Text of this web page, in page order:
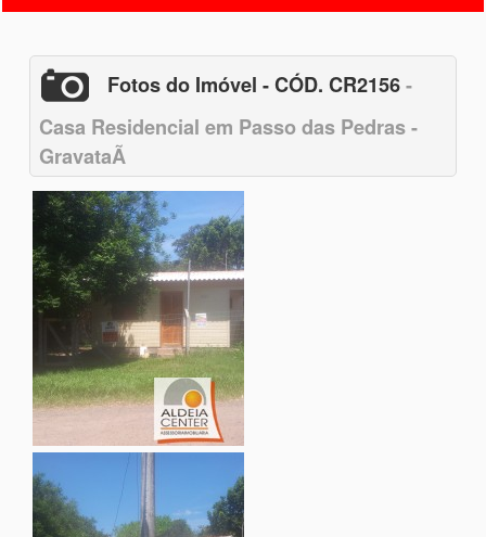
Fotos do Imóvel - CÓD. CR2156-
Casa Residencial em Passo das Pedras -
GravataÃ­